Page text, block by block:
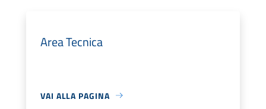
Area Tecnica
VAI ALLA PAGINA